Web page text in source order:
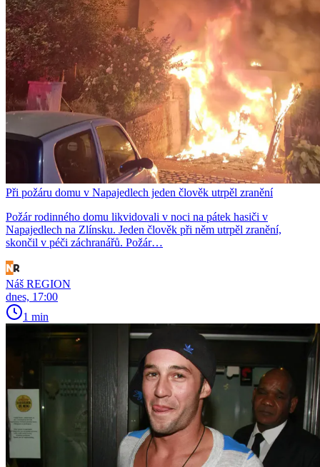
Při požáru domu v Napajedlech jeden člověk utrpěl zranění
Požár rodinného domu likvidovali v noci na pátek hasiči v
Napajedlech na Zlínsku. Jeden člověk při něm utrpěl zranění,
skončil v péči záchranářů. Požár…
Náš REGION
dnes, 17:00
1 min